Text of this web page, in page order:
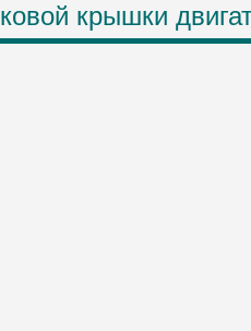
крышки